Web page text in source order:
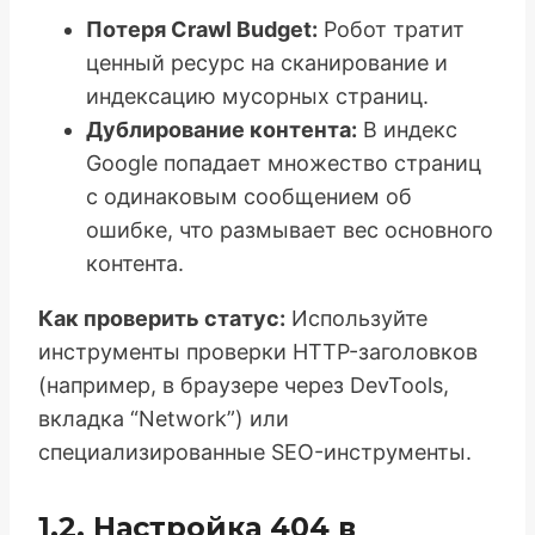
Потеря Crawl Budget: Робот тратит
ценный ресурс на сканирование и
индексацию мусорных страниц.
Дублирование контента: В индекс
Google попадает множество страниц
с одинаковым сообщением об
ошибке, что размывает вес основного
контента.
Как проверить статус: Используйте
инструменты проверки HTTP-заголовков
(например, в браузере через DevTools,
вкладка “Network”) или
специализированные SEO-инструменты.
1.2. Настройка 404 в